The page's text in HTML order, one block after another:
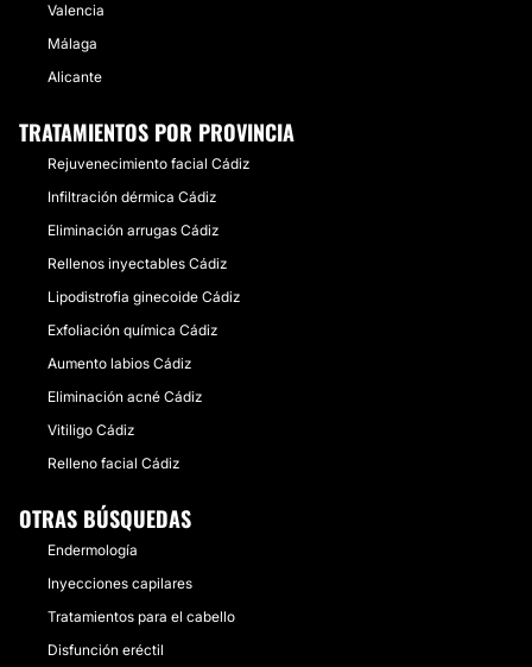
Valencia
Málaga
Alicante
TRATAMIENTOS POR PROVINCIA
Rejuvenecimiento facial Cádiz
Infiltración dérmica Cádiz
Eliminación arrugas Cádiz
Rellenos inyectables Cádiz
Lipodistrofia ginecoide Cádiz
Exfoliación química Cádiz
Aumento labios Cádiz
Eliminación acné Cádiz
Vitiligo Cádiz
Relleno facial Cádiz
OTRAS BÚSQUEDAS
Endermología
Inyecciones capilares
Tratamientos para el cabello
Disfunción eréctil